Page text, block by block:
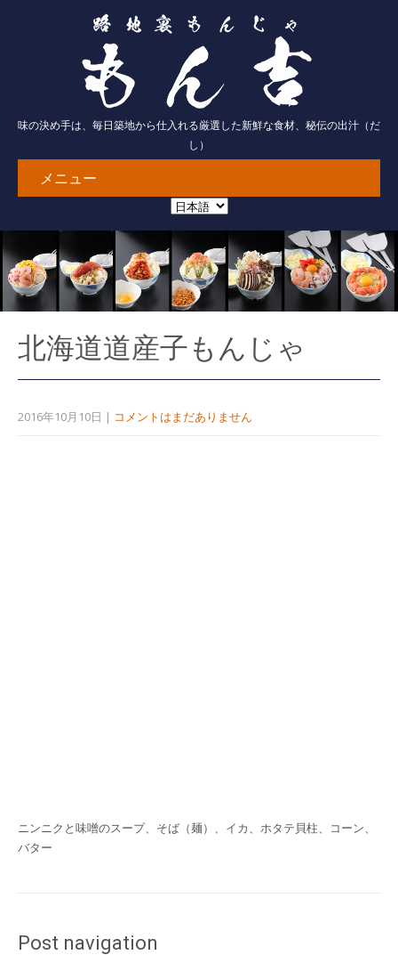
味の決め手は、毎日築地から仕入れる厳選した新鮮な食材、秘伝の出汁（だ
し）
メニュー
北海道道産子もんじゃ
2016年10月10日 | コメントはまだありません
ニンニクと味噌のスープ、そば（麺）、イカ、ホタテ貝柱、コーン、
バター
Post navigation